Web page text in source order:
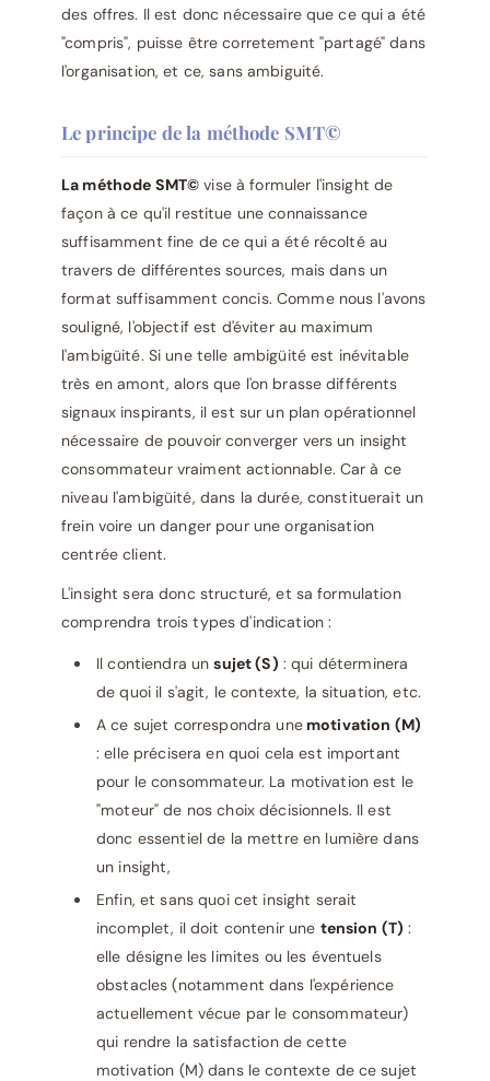
des offres. Il est donc nécessaire que ce qui a été
"compris", puisse être corretement "partagé" dans
l'organisation, et ce, sans ambiguité.
Le principe de la méthode SMT©
La méthode SMT© vise à formuler l'insight de
façon à ce qu'il restitue une connaissance
suffisamment fine de ce qui a été récolté au
travers de différentes sources, mais dans un
format suffisamment concis. Comme nous l'avons
souligné, l'objectif est d'éviter au maximum
l'ambigüité. Si une telle ambigüité est inévitable
très en amont, alors que l'on brasse différents
signaux inspirants, il est sur un plan opérationnel
nécessaire de pouvoir converger vers un insight
consommateur vraiment actionnable. Car à ce
niveau l'ambigüité, dans la durée, constituerait un
frein voire un danger pour une organisation
centrée client.
L'insight sera donc structuré, et sa formulation
comprendra trois types d'indication :
Il contiendra unsujet (S) : qui déterminera
de quoi il s'agit, le contexte, la situation, etc.
A ce sujet correspondra unemotivation (M)
: elle précisera en quoi cela est important
pour le consommateur. La motivation est le
"moteur" de nos choix décisionnels. Il est
donc essentiel de la mettre en lumière dans
un insight,
Enfin, et sans quoi cet insight serait
incomplet, il doit contenir une tension (T) :
elle désigne les limites ou les éventuels
obstacles (notamment dans l'expérience
actuellement vécue par le consommateur)
qui rendre la satisfaction de cette
motivation (M) dans le contexte de ce sujet